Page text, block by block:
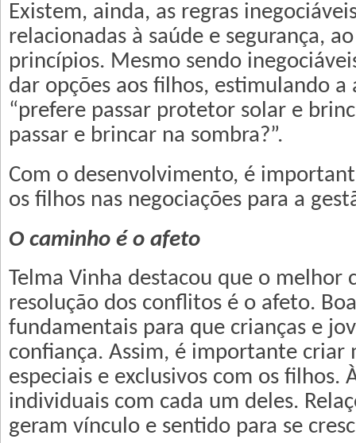
Existem, ainda, as regras
relacionadas à saúde e segurança,
princípios. Mesmo sendo
dar opções aos filhos, estimulando
“prefere passar protetor solar e
passar e brincar na sombra?”.
Com o desenvolvimento, é
os filhos nas negociações para a
O caminho é o afeto
Telma Vinha destacou que o melhor
resolução dos conflitos é o afeto.
fundamentais para que crianças e
confiança. Assim, é importante criar
especiais e exclusivos com os filhos.
individuais com cada um deles.
geram vínculo e sentido para se